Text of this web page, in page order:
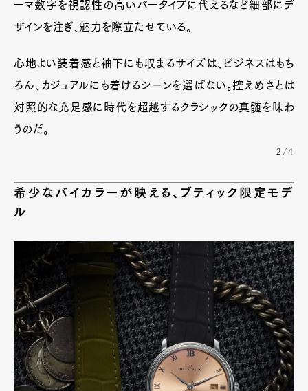
ProductCultureLifestyle
Official Columnist
About
Pen Meet
ーマ数字を視認性の高いバータイプに代えるなど細部にデ
ザインを注ぎ、魅力を際立たせている。
心地よい装着感と袖下にも収まるサイズは、ビジネスはもち
ろん、カジュアルにも着けるシーンを選ばない。控えめさとは
対照的な充足感に時代を超越するクラシックの真髄を味わ
うのだ。
2/4
希少なバイカラーが映える、ブティック限定モデ
ル